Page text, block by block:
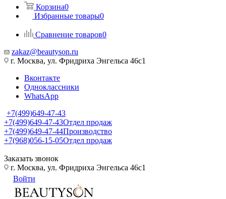
Корзина0
Избранные товары0
Сравнение товаров0
zakaz@beautyson.ru
г. Москва, ул. Фридриха Энгельса 46с1
Вконтакте
Одноклассники
WhatsApp
+7(499)649-47-43
+7(499)649-47-43Отдел продаж
+7(499)649-47-44Производство
+7(968)056-15-05Отдел продаж
Заказать звонок
г. Москва, ул. Фридриха Энгельса 46с1
Войти